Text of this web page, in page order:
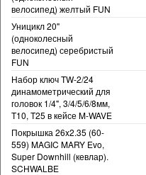
велосипед) желтый FUN
Уницикл 20"
(одноколесный
велосипед) серебристый
FUN
Набор ключ TW-2/24
динамометрический для
головок 1/4", 3/4/5/6/8мм,
T10, T25 в кейсе M-WAVE
Покрышка 26x2.35 (60-
559) MAGIC MARY Evo,
Super Downhill (кевлар).
SCHWALBE